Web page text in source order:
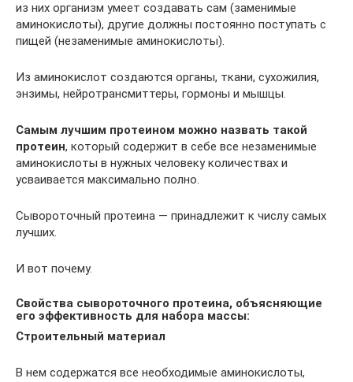
из них организм умеет создавать сам (заменимые
аминокислоты), другие должны постоянно поступать с
пищей (незаменимые аминокислоты).
Из аминокислот создаются органы, ткани, сухожилия,
энзимы, нейротрансмиттеры, гормоны и мышцы.
Самым лучшим протеином можно назвать такой
протеин, который содержит в себе все незаменимые
аминокислоты в нужных человеку количествах и
усваивается максимально полно.
Сывороточный протеина — принадлежит к числу самых
лучших.
И вот почему.
Свойства сывороточного протеина, объясняющие
его эффективность для набора массы:
Строительный материал
В нем содержатся все необходимые аминокислоты,